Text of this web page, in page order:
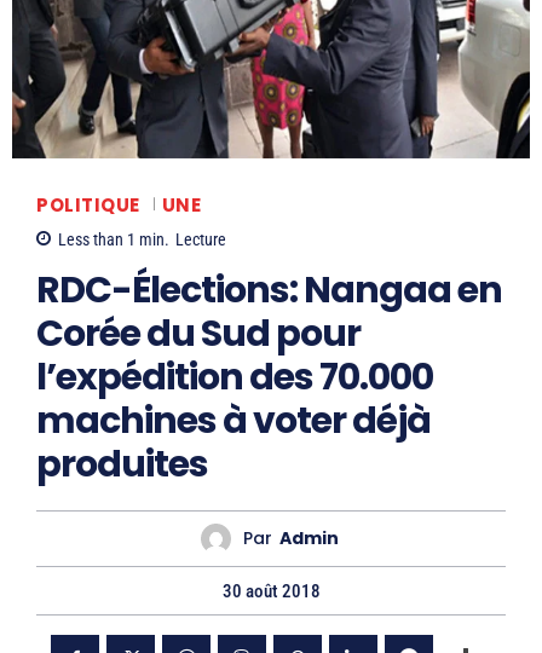
POLITIQUE UNE
Less than 1 min. Lecture
RDC-Élections: Nangaa en
Corée du Sud pour
l’expédition des 70.000
machines à voter déjà
produites
Par Admin
30 août 2018